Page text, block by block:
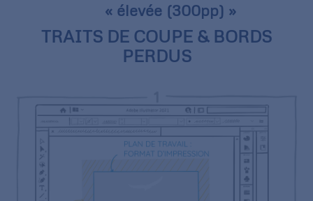
« élevée (300pp) »
TRAITS DE COUPE & BORDS
PERDUS